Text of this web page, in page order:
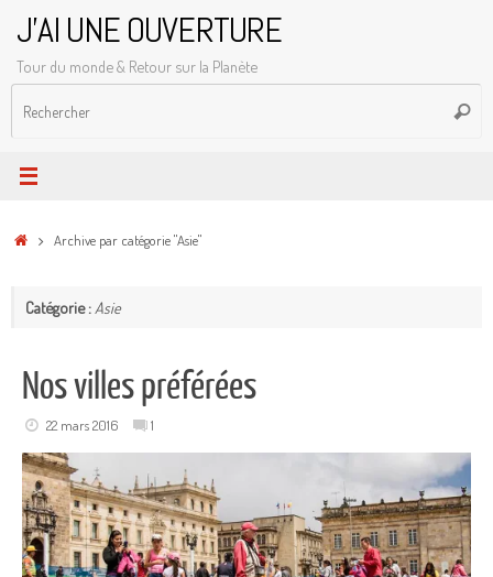
contenu
J'AI UNE OUVERTURE
Tour du monde & Retour sur la Planète
AccueilArchive par catégorie "Asie"
Catégorie : Asie
Nos villes préférées
22 mars 2016 1